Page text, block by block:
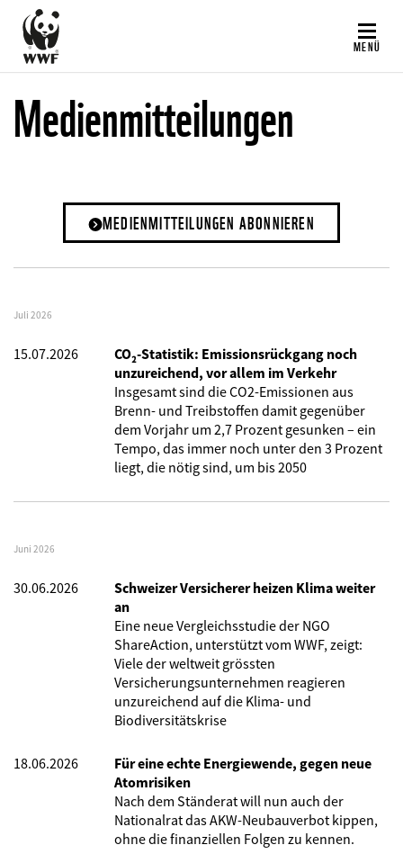
Direkt
zum
Inhalt
MENÜ
Medienmitteilungen
MEDIENMITTEILUNGEN ABONNIEREN
Juli 2026
15.07.2026
CO₂-Statistik: Emissionsrückgang noch
unzureichend, vor allem im Verkehr
Insgesamt sind die CO2-Emissionen aus
Brenn- und Treibstoffen damit gegenüber
dem Vorjahr um 2,7 Prozent gesunken – ein
Tempo, das immer noch unter den 3 Prozent
liegt, die nötig sind, um bis 2050
Juni 2026
30.06.2026
Schweizer Versicherer heizen Klima weiter
an
Eine neue Vergleichsstudie der NGO
ShareAction, unterstützt vom WWF, zeigt:
Viele der weltweit grössten
Versicherungsunternehmen reagieren
unzureichend auf die Klima- und
Biodiversitätskrise
18.06.2026
Für eine echte Energiewende, gegen neue
Atomrisiken
Nach dem Ständerat will nun auch der
Nationalrat das AKW-Neubauverbot kippen,
ohne die finanziellen Folgen zu kennen.